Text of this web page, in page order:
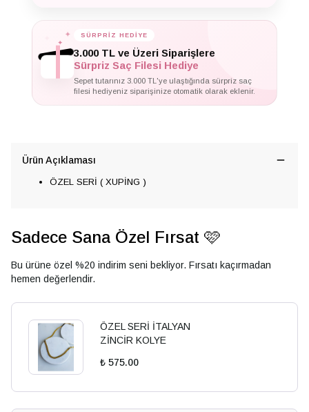
SÜRPRİZ HEDİYE
3.000 TL ve Üzeri Siparişlere
Sürpriz Saç Filesi Hediye
Sepet tutarınız 3.000 TL'ye ulaştığında sürpriz saç
filesi hediyeniz siparişinize otomatik olarak eklenir.
Ürün Açıklaması
ÖZEL SERİ ( XUPİNG )
Sadece Sana Özel Fırsat 🩷
Bu ürüne özel %20 indirim seni bekliyor. Fırsatı kaçırmadan
hemen değerlendir.
ÖZEL SERİ İTALYAN
ZİNCİR KOLYE
₺ 575.00